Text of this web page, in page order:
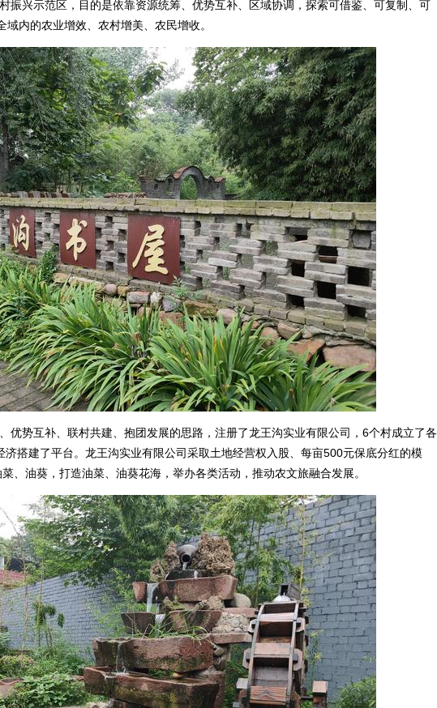
振兴示范区，目的是依靠资源统筹、优势互补、区域协调，探索可借鉴、可复制、可
域内的农业增效、农村增美、农民增收。
势互补、联村共建、抱团发展的思路，注册了龙王沟实业有限公司，6个村成立了各
搭建了平台。龙王沟实业有限公司采取土地经营权入股、每亩500元保底分红的模
、油葵，打造油菜、油葵花海，举办各类活动，推动农文旅融合发展。